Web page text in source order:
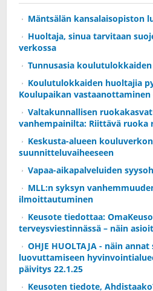
Mäntsälän kansalaisopiston
Huoltaja, sinua tarvitaan
verkossa
Tunnusasia
Koulutulokkaiden huoltajia
Koulupaikan
Valtakunnallisen
vanhempainilta: Riittävä ruoka
Keskusta-alueen
suunnitteluvaiheeseen
Vapaa-aikapalveluiden
MLL:n syksyn
ilmoittautuminen
Keusote tiedottaa:
terveysviestinnässä – näin
OHJE HUOLTAJA - näin
luovuttamiseen
päivitys 22.1.25
Keusoten tiedote,